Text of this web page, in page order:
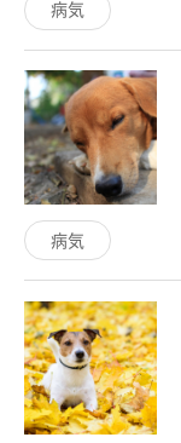
病気
病気